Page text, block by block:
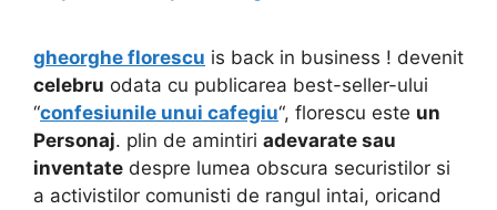
gheorghe florescu is back in business ! devenit
celebru odata cu publicarea best-seller-ului
“confesiunile unui cafegiu“, florescu este un
Personaj. plin de amintiri adevarate sau
inventate despre lumea obscura securistilor si
a activistilor comunisti de rangul intai, oricand